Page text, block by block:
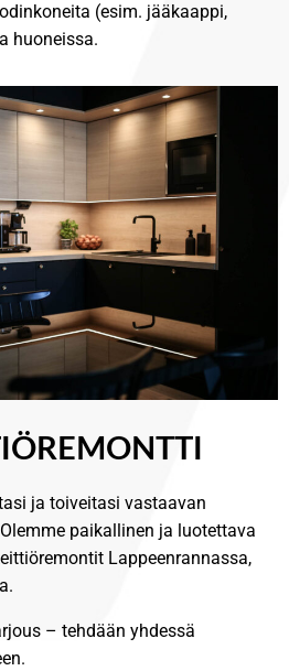
(esim. jääkaappi,
huoneissa.
ja toiveitasi vastaavan
paikallinen ja luotettava
Lappeenrannassa,
– tehdään yhdessä